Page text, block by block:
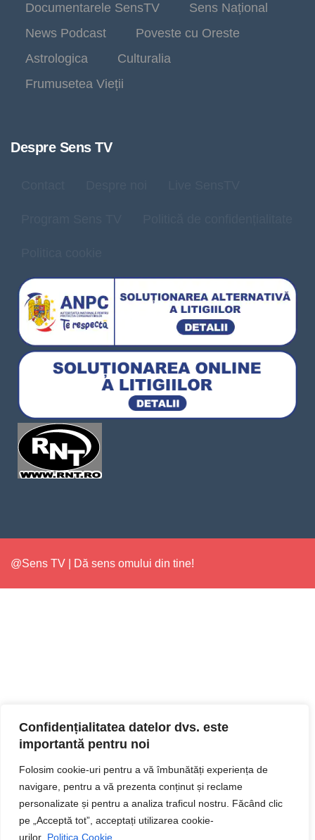
Confidențialitatea datelor dvs. este
importantă pentru noi
Folosim cookie-uri pentru a vă îmbunătăți experiența de
navigare, pentru a vă prezenta conținut și reclame
personalizate și pentru a analiza traficul nostru. Făcând clic
pe „Acceptă tot”, acceptați utilizarea cookie-
urilor. Politica Cookie
Documentarele SensTV
Sens Național
News Podcast
Poveste cu Oreste
Astrologica
Culturalia
Frumusetea Vieții
Despre Sens TV
@Sens TV | Dă sens omului din tine!